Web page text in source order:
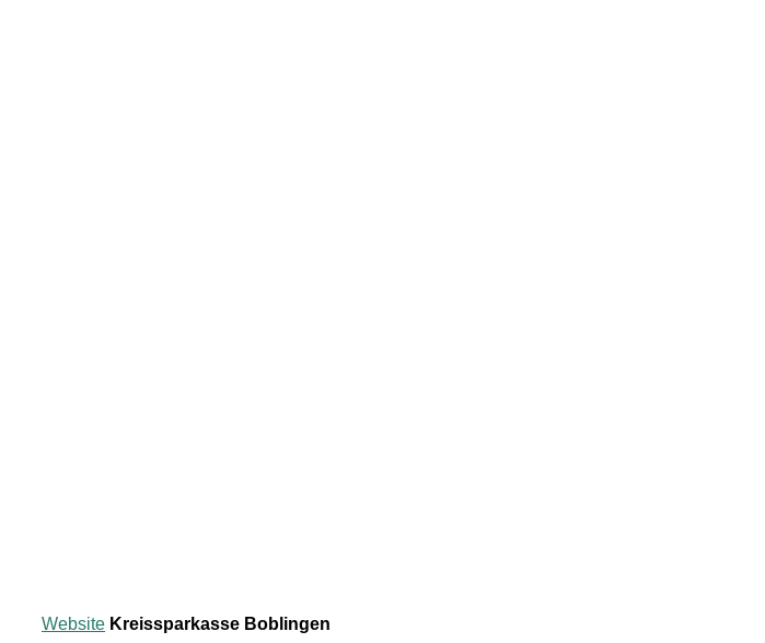
Website Kreissparkasse Boblingen